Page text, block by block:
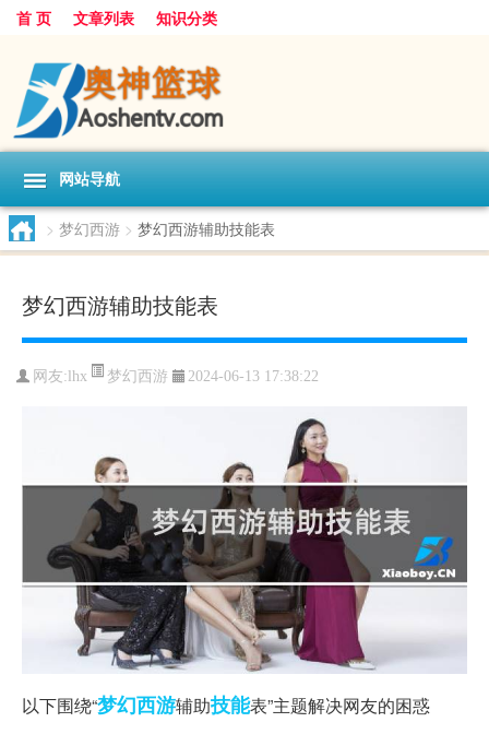
首 页 文章列表 知识分类
网站导航
> 梦幻西游 > 梦幻西游辅助技能表
梦幻西游辅助技能表
网友:lhx 梦幻西游 2024-06-13 17:38:22
以下围绕“梦幻西游辅助技能表”主题解决网友的困惑